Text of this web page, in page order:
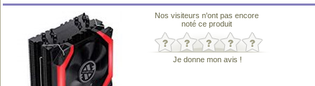
Nos visiteurs n'ont pas encore
noté ce produit
Je donne mon avis !